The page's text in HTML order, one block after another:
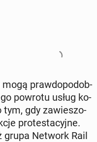
mogą praw­do­po­dob­
powrotu usług ko­
tym, gdy za­wie­szo­
pro­te­sta­cyj­ne.
grupa Network Rail